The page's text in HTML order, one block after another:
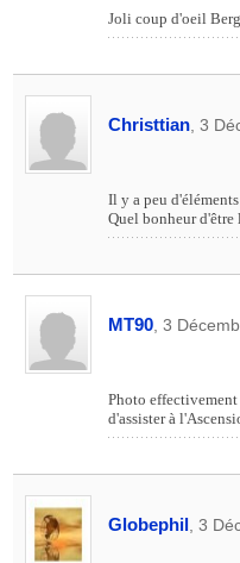
Joli coup d'oeil
Christtian , 3
Il y a peu
Quel bonheur d'être
MT90 , 3
Photo
d'assister à
Globephil , 3